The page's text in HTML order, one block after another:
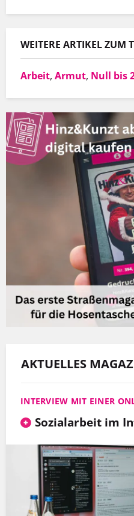
WEITERE ARTIKEL ZUM
Arbeit, Armut, Null bis
AKTUELLES
INTERVIEW MIT EINER
Sozialarbeit im